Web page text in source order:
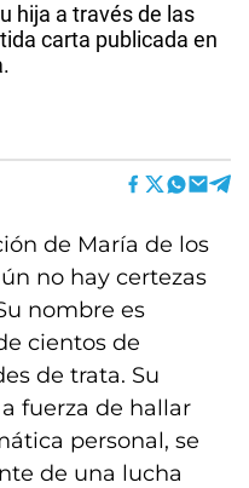
hija a través de las
carta publicada en
de María de los
no hay certezas
nombre es
cientos de
de trata. Su
fuerza de hallar
personal, se
de una lucha